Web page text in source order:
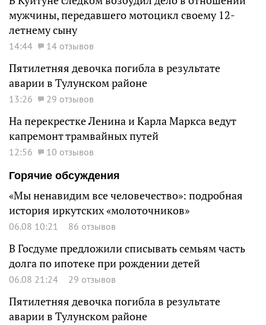
мужчины, передавшего мотоцикл своему 12-
летнему сыну
14:44 14 отзывов
Пятилетняя девочка погибла в результате
аварии в Тулунском районе
13:26 29 отзывов
На перекрестке Ленина и Карла Маркса ведут
капремонт трамвайных путей
12:56
10 отзывов
Горячие обсуждения
«Мы ненавидим все человечество»: подробная
история иркутских «молоточников»
06.08 10:21 86 отзывов
В Госдуме предложили списывать семьям часть
долга по ипотеке при рождении детей
06.08 21:24 29 отзывов
Пятилетняя девочка погибла в результате
аварии в Тулунском районе